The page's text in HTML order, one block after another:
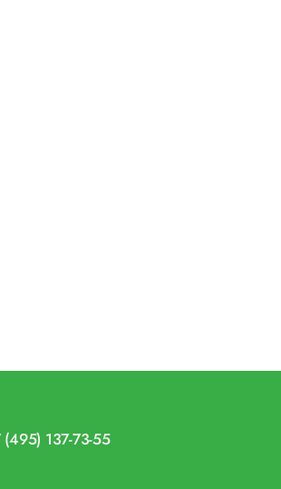
(495) 137-73-55